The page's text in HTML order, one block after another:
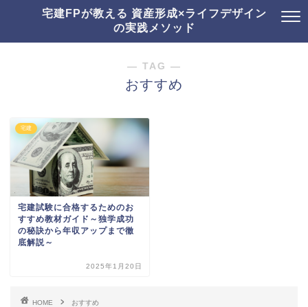
宅建FPが教える 資産形成×ライフデザイン
の実践メソッド
― TAG ―
おすすめ
宅建
宅建試験に合格するためのお
すすめ教材ガイド～独学成功
の秘訣から年収アップまで徹
底解説～
2025年1月20日
HOME おすすめ